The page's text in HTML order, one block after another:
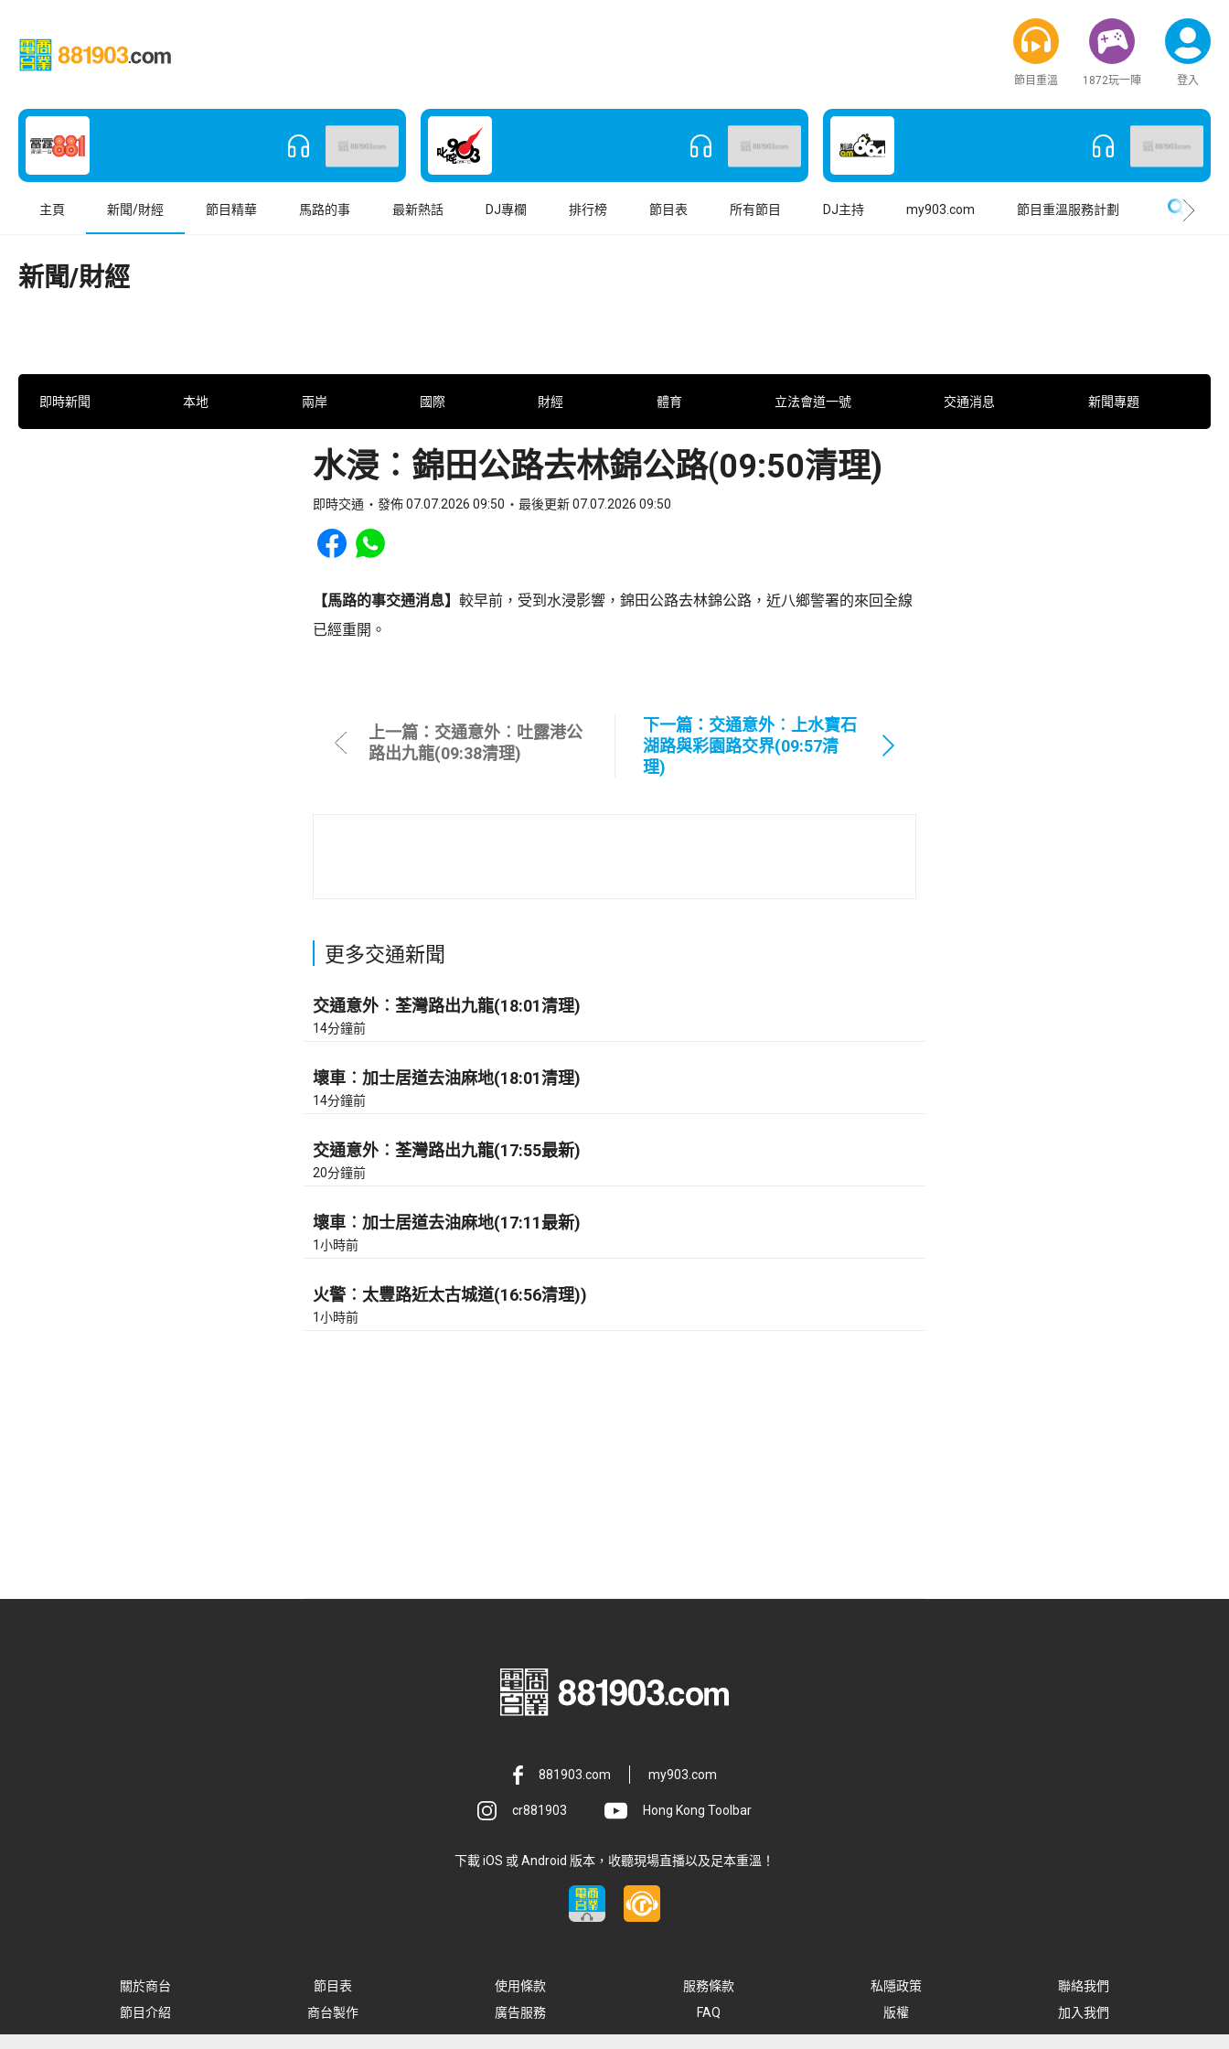
節目重溫 1872玩一陣 登入
主頁 新聞/財經 節目精華 馬路的事 最新熱話 DJ專欄 排行榜 節目表 所有節目 DJ主持 my903.com 節目重溫服務計劃
新聞/財經
即時新聞 本地 兩岸 國際 財經 體育 立法會道一號 交通消息 新聞專題
水浸︰錦田公路去林錦公路(09:50清理)
即時交通 發佈 07.07.2026 09:50 最後更新 07.07.2026 09:50
Share to Facebook
Share to WhatsApp
【馬路的事交通消息】 較早前，受到水浸影響，錦田公路去林錦公路，近八鄉警署的來回全線
已經重開。
上一篇：交通意外︰吐露港公
路出九龍(09:38清理)
下一篇：交通意外︰上水寶石
湖路與彩園路交界(09:57清
理)
更多交通新聞
交通意外︰荃灣路出九龍(18:01清理)
14分鐘前
壞車︰加士居道去油麻地(18:01清理)
14分鐘前
交通意外︰荃灣路出九龍(17:55最新)
20分鐘前
壞車︰加士居道去油麻地(17:11最新)
1小時前
火警︰太豐路近太古城道(16:56清理))
1小時前
881903.com my903.com
cr881903 Hong Kong Toolbar
下載 iOS 或 Android 版本，收聽現場直播以及足本重溫！
關於商台 節目表 使用條款 服務條款 私隱政策
聯絡我們
節目介紹
商台製作 廣告服務 FAQ 版權 加入我們